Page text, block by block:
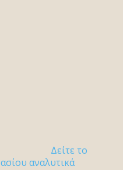
Δείτε το
αναλυτικά